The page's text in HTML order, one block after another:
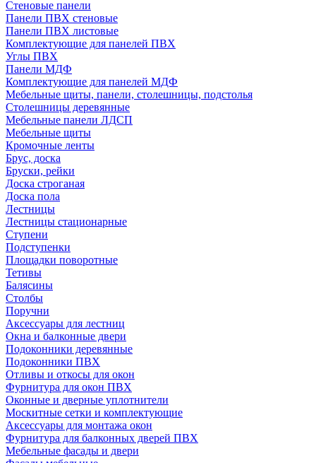
Стеновые панели
Панели ПВХ стеновые
Панели ПВХ листовые
Комплектующие для панелей ПВХ
Углы ПВХ
Панели МДФ
Комплектующие для панелей МДФ
Мебельные щиты, панели, столешницы, подстолья
Столешницы деревянные
Мебельные панели ЛДСП
Мебельные щиты
Кромочные ленты
Брус, доска
Бруски, рейки
Доска строганая
Доска пола
Лестницы
Лестницы стационарные
Ступени
Подступенки
Площадки поворотные
Тетивы
Балясины
Столбы
Поручни
Аксессуары для лестниц
Окна и балконные двери
Подоконники деревянные
Подоконники ПВХ
Отливы и откосы для окон
Фурнитура для окон ПВХ
Оконные и дверные уплотнители
Москитные сетки и комплектующие
Аксессуары для монтажа окон
Фурнитура для балконных дверей ПВХ
Мебельные фасады и двери